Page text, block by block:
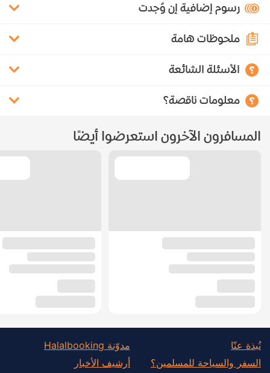
رسوم إضافية إن وُجدت
ملحوظات هامة
الأسئلة الشائعة
معلومات ناقصة؟
المسافرون الآخرون استعرضوا أيضًا
نُبذة عنّا
السفر والسياحة للمسلمين؟
مدوّنة Halalbooking
أرشيف الأخبار